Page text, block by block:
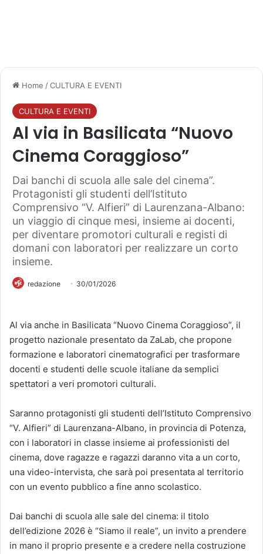
Home /CULTURA E EVENTI
CULTURA E EVENTI
Al via in Basilicata “Nuovo
Cinema Coraggioso”
Dai banchi di scuola alle sale del cinema”.
Protagonisti gli studenti dell’Istituto
Comprensivo “V. Alfieri” di Laurenzana-Albano:
un viaggio di cinque mesi, insieme ai docenti,
per diventare promotori culturali e registi di
domani con laboratori per realizzare un corto
insieme.
redazione 30/01/2026
Al via anche in Basilicata “Nuovo Cinema Coraggioso”, il
progetto nazionale presentato da ZaLab, che propone
formazione e laboratori cinematografici per trasformare
docenti e studenti delle scuole italiane da semplici
spettatori a veri promotori culturali.
Saranno protagonisti gli studenti dell’Istituto Comprensivo
“V. Alfieri” di Laurenzana-Albano, in provincia di Potenza,
con i laboratori in classe insieme ai professionisti del
cinema, dove ragazze e ragazzi daranno vita a un corto,
una video-intervista, che sarà poi presentata al territorio
con un evento pubblico a fine anno scolastico.
Dai banchi di scuola alle sale del cinema: il titolo
dell’edizione 2026 è “Siamo il reale”, un invito a prendere
in mano il proprio presente e a credere nella costruzione